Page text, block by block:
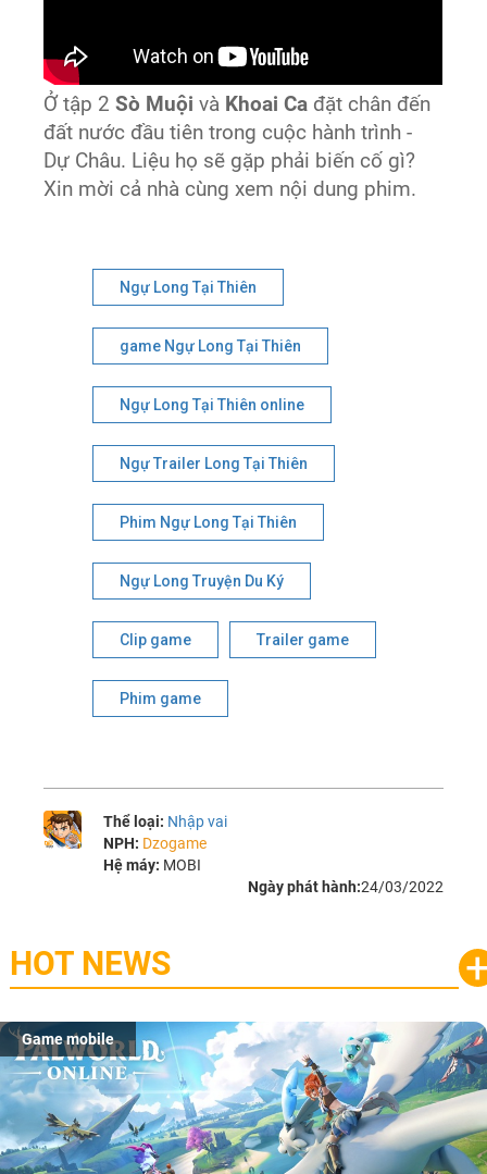
Ở tập 2Sò Muội và Khoai Ca đặt chân đến
đất nước đầu tiên trong cuộc hành trình -
Dự Châu. Liệu họ sẽ gặp phải biến cố gì?
Xin mời cả nhà cùng xem nội dung phim.
Ngự Long Tại Thiên
game Ngự Long Tại Thiên
Ngự Long Tại Thiên online
Ngự Trailer Long Tại Thiên
Phim Ngự Long Tại Thiên
Ngự Long Truyện Du Ký
Clip game Trailer game
Phim game
Thể loại: Nhập vai
NPH: Dzogame
Hệ máy: MOBI
Ngày phát hành:24/03/2022
HOT NEWS
Game mobile